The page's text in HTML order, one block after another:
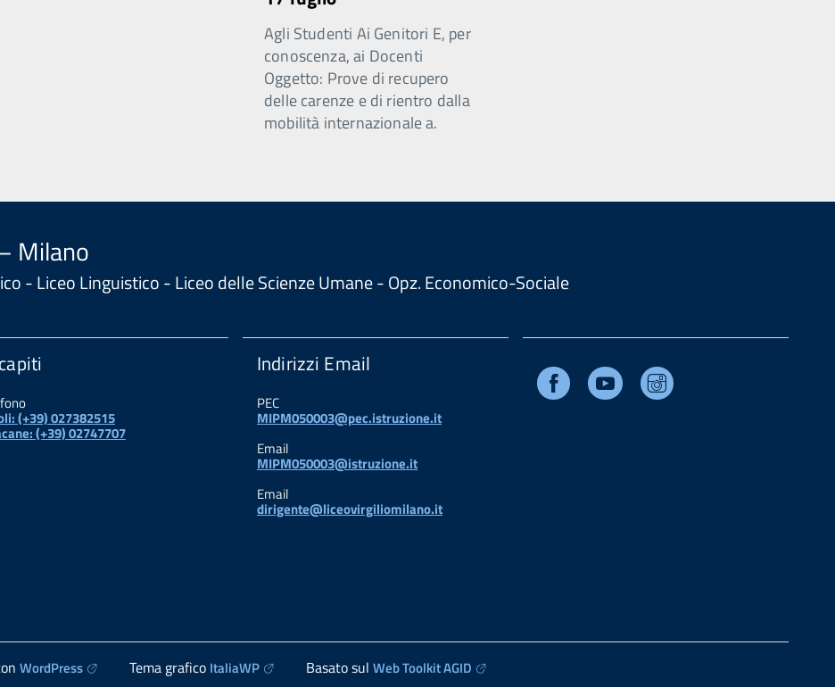
Agli Studenti Ai Genitori E, per
conoscenza, ai Docenti
Oggetto: Prove di recupero
delle carenze e di rientro dalla
mobilità internazionale a.
Milano
- Liceo Linguistico - Liceo delle Scienze Umane - Opz. Economico-Sociale
(+39) 027382515
(+39) 02747707
Indirizzi Email
PEC
MIPM050003@pec.istruzione.it
Email
MIPM050003@istruzione.it
Email
dirigente@liceovirgiliomilano.it
Facebook Youtube
WordPress Tema grafico ItaliaWP Basato sul Web Toolkit AGID